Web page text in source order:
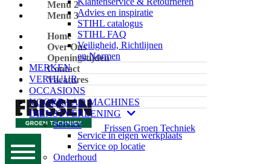
Advies en inspiratie
STIHL catalogus
STIHL FAQ
Veiligheid, Richtlijnen
en Normen
MERKEN
VERHUUR
OCCASIONS
VOORRAAD MACHINES
DIENSTVERLENING
Service
Service in eigen werkplaats
Service op locatie
Onderhoud
Menu 2
Menu 3
Home
Over Ons
Openingstijden
Contact
Vacatures
Frissen Groen Techniek